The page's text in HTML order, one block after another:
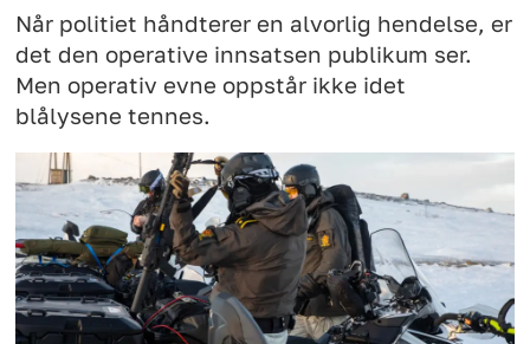
Når politiet håndterer en alvorlig hendelse, er
det den operative innsatsen publikum ser.
Men operativ evne oppstår ikke idet
blålysene tennes.